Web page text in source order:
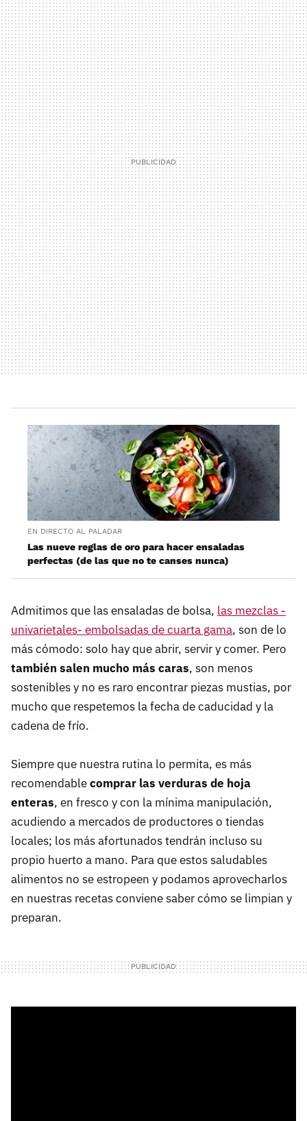
EN DIRECTO AL PALADAR
Las nueve reglas de oro para hacer ensaladas
perfectas (de las que no te canses nunca)
Admitimos que las ensaladas de bolsa, las mezclas -
univarietales- embolsadas de cuarta gama, son de lo
más cómodo: solo hay que abrir, servir y comer. Pero
también salen mucho más caras, son menos
sostenibles y no es raro encontrar piezas mustias, por
mucho que respetemos la fecha de caducidad y la
cadena de frío.
Siempre que nuestra rutina lo permita, es más
recomendablecomprar las verduras de hoja
enteras, en fresco y con la mínima manipulación,
acudiendo a mercados de productores o tiendas
locales; los más afortunados tendrán incluso su
propio huerto a mano. Para que estos saludables
alimentos no se estropeen y podamos aprovecharlos
en nuestras recetas conviene saber cómo se limpian y
preparan.